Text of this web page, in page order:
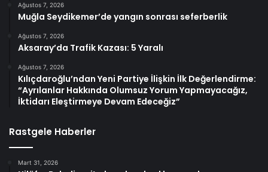
Ağustos 7, 2026
Muğla Seydikemer’de yangın sonrası seferberlik
Ağustos 7, 2026
Aksaray’da Trafik Kazası: 5 Yaralı
Ağustos 7, 2026
Kılıçdaroğlu’ndan Yeni Partiye İlişkin İlk Değerlendirme:
“Ayrılanlar Hakkında Olumsuz Yorum Yapmayacağız,
İktidarı Eleştirmeye Devam Edeceğiz”
Rastgele Haberler
Mart 31, 2026